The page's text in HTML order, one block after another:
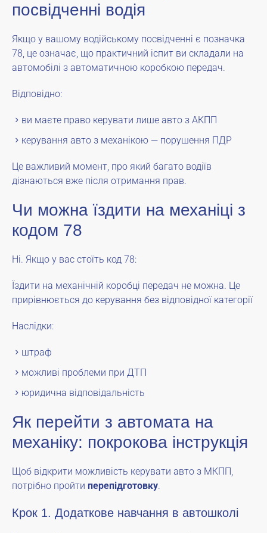
посвідченні водія
Якщо у вашому водійському посвідченні є позначка
78, це означає, що практичний іспит ви складали на
автомобілі з автоматичною коробкою передач.
Відповідно:
ви маєте право керувати лише авто з АКПП
керування авто з механікою — порушення ПДР
Це важливий момент, про який багато водіїв
дізнаються вже після отримання прав.
Чи можна їздити на механіці з
кодом 78
Ні. Якщо у вас стоїть код 78:
Їздити на механічній коробці передач не можна. Це
прирівнюється до керування без відповідної категорії
Наслідки:
штраф
можливі проблеми при ДТП
юридична відповідальність
Як перейти з автомата на
механіку: покрокова інструкція
Щоб відкрити можливість керувати авто з МКПП,
потрібно пройти перепідготовку.
Крок 1. Додаткове навчання в автошколі